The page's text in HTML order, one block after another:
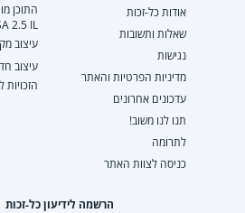
אודות כל-זכות
שאלות ותשובות
נגישות
מדיניות הפרטיות והאתר
עדכונים אחרונים
תנו לנו משוב!
לתרומה
כניסה לצוות האתר
2.5 IL.
עיצוב
עיצוב
הזכויות
הרשמה לידיעון כל-זכות